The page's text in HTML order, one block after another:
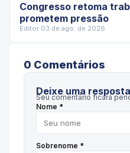
Congresso retoma
prometem pressão
Editor·03 de ago. de 2026
0 Comentários
Deixe uma resposta
Seu comentário ficará
Nome *
Sobrenome *